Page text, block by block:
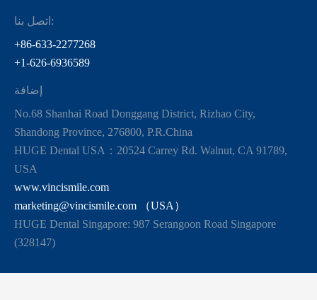
اتصل بنا:
+86-633-2277268
+1-626-6936589
إضافة
No.68 Shanhai Road Donggang District, Rizhao City,
Shandong Province, 276800, P.R.China
HUGE Dental USA：20524 Carrey Rd. Walnut, CA 91789,
USA
www.vincismile.com
marketing@vincismile.com （USA）
HUGE Dental Singapore: 987 Serangoon Road Singapore
(328147)